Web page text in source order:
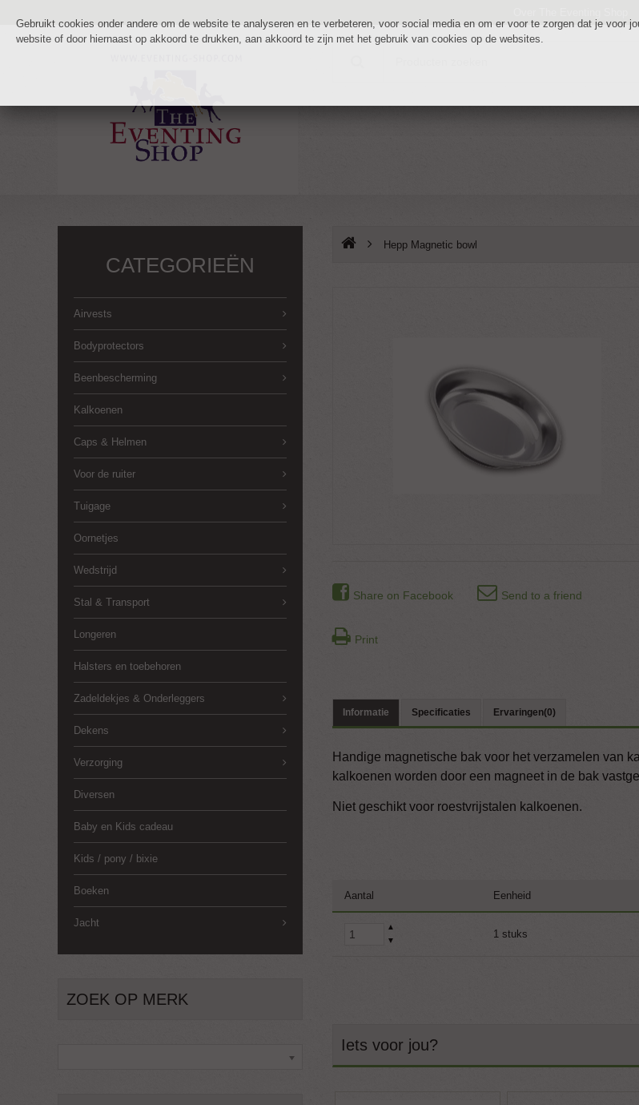
CATEGORIEËN
Airvests
Bodyprotectors
Beenbescherming
Kalkoenen
Caps & Helmen
Voor de ruiter
Tuigage
Oornetjes
Wedstrijd
Stal & Transport
Longeren
Halsters en toebehoren
Zadeldekjes & Onderleggers
Dekens
Verzorging
Diversen
Baby en Kids cadeau
Kids / pony / bixie
Boeken
Jacht
Hepp Magnetic bowl
Share on Facebook Send to a friend
Print
Informatie Specificaties Ervaringen(0)
Handige magnetische bak voor het verzamelen van
kalkoenen worden door een magneet in de bak
Niet geschikt voor roestvrijstalen kalkoenen.
Aantal Eenheid
▲
▼
1 stuks
Iets voor jou?
ZOEK OP MERK
Gebruikt cookies onder andere om de website te analyseren en te verbeteren, voor social media en om er voor te zorgen dat je
website of door hiernaast op akkoord te drukken, aan akkoord te zijn met het gebruik van cookies op de websites.